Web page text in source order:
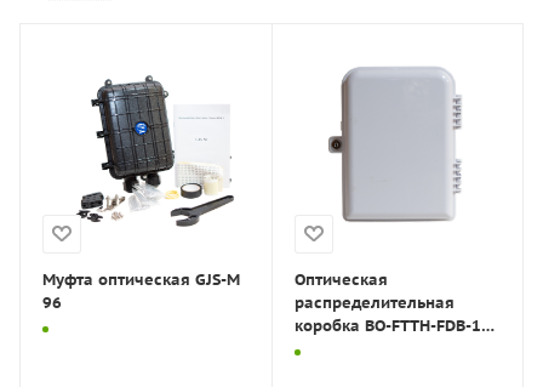
Муфта оптическая GJS-M
96
Оптическая
распределительная
коробка BO-FTTH-FDB-16S
X20B